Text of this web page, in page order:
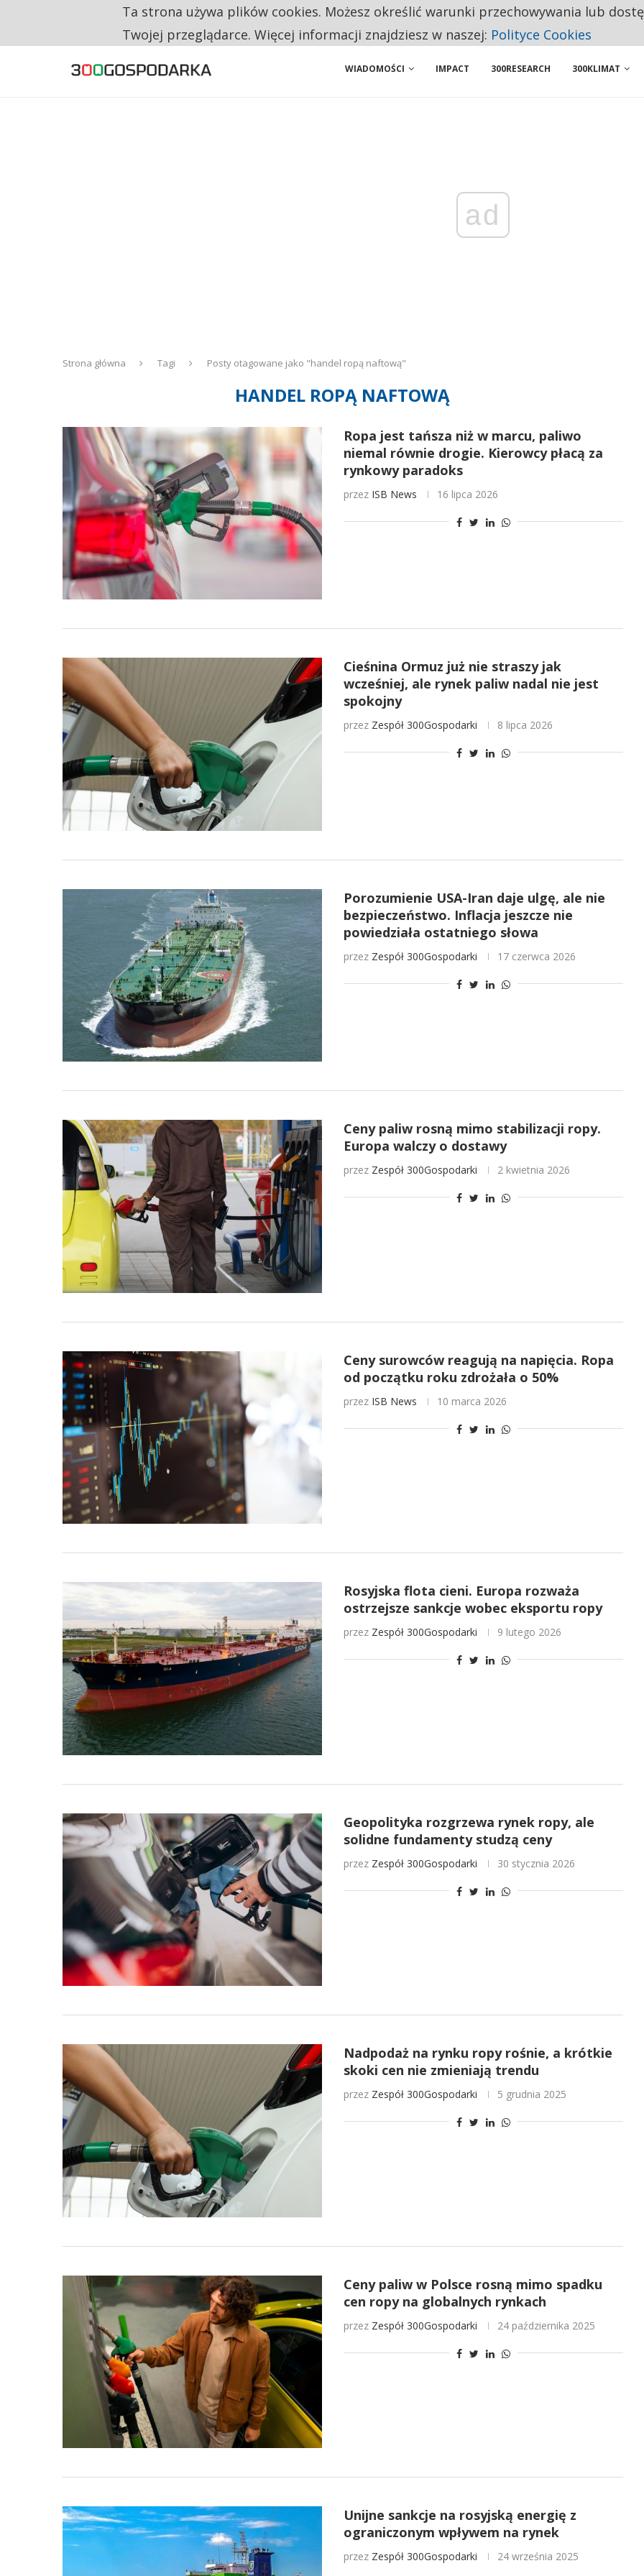
CO TRZECIĄ ZŁOTÓWKĘ Z EMERYTURY SENIORZY PRZEZNACZAJĄ NA PODSTAWOWE ZAKUPY
WIADOMOŚCI IMPACT 300RESEARCH 300KLIMAT
ad
Strona główna Tagi Posty otagowane jako "handel ropą naftową"
HANDEL ROPĄ NAFTOWĄ
Ropa jest tańsza niż w marcu, paliwo
niemal równie drogie. Kierowcy płacą za
rynkowy paradoks
przez ISB News 16 lipca 2026
Cieśnina Ormuz już nie straszy jak
wcześniej, ale rynek paliw nadal nie jest
spokojny
przez Zespół 300Gospodarki 8 lipca 2026
Porozumienie USA-Iran daje ulgę, ale nie
bezpieczeństwo. Inflacja jeszcze nie
powiedziała ostatniego słowa
przez Zespół 300Gospodarki 17 czerwca 2026
Ceny paliw rosną mimo stabilizacji ropy.
Europa walczy o dostawy
przez Zespół 300Gospodarki 2 kwietnia 2026
Ceny surowców reagują na napięcia. Ropa
od początku roku zdrożała o 50%
przez ISB News 10 marca 2026
Rosyjska flota cieni. Europa rozważa
ostrzejsze sankcje wobec eksportu ropy
przez Zespół 300Gospodarki 9 lutego 2026
Geopolityka rozgrzewa rynek ropy, ale
solidne fundamenty studzą ceny
przez Zespół 300Gospodarki 30 stycznia 2026
Nadpodaż na rynku ropy rośnie, a krótkie
skoki cen nie zmieniają trendu
przez Zespół 300Gospodarki 5 grudnia 2025
Ceny paliw w Polsce rosną mimo spadku
cen ropy na globalnych rynkach
przez Zespół 300Gospodarki 24 października 2025
Unijne sankcje na rosyjską energię z
ograniczonym wpływem na rynek
przez Zespół 300Gospodarki 24 września 2025
Ta strona używa plików cookies. Możesz określić warunki przechowywania lub
Twojej przeglądarce. Więcej informacji znajdziesz w naszej: Polityce Cookies